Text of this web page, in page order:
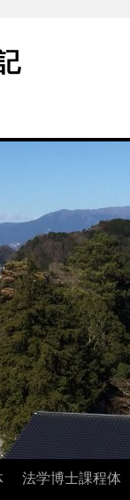
法学博士課程体